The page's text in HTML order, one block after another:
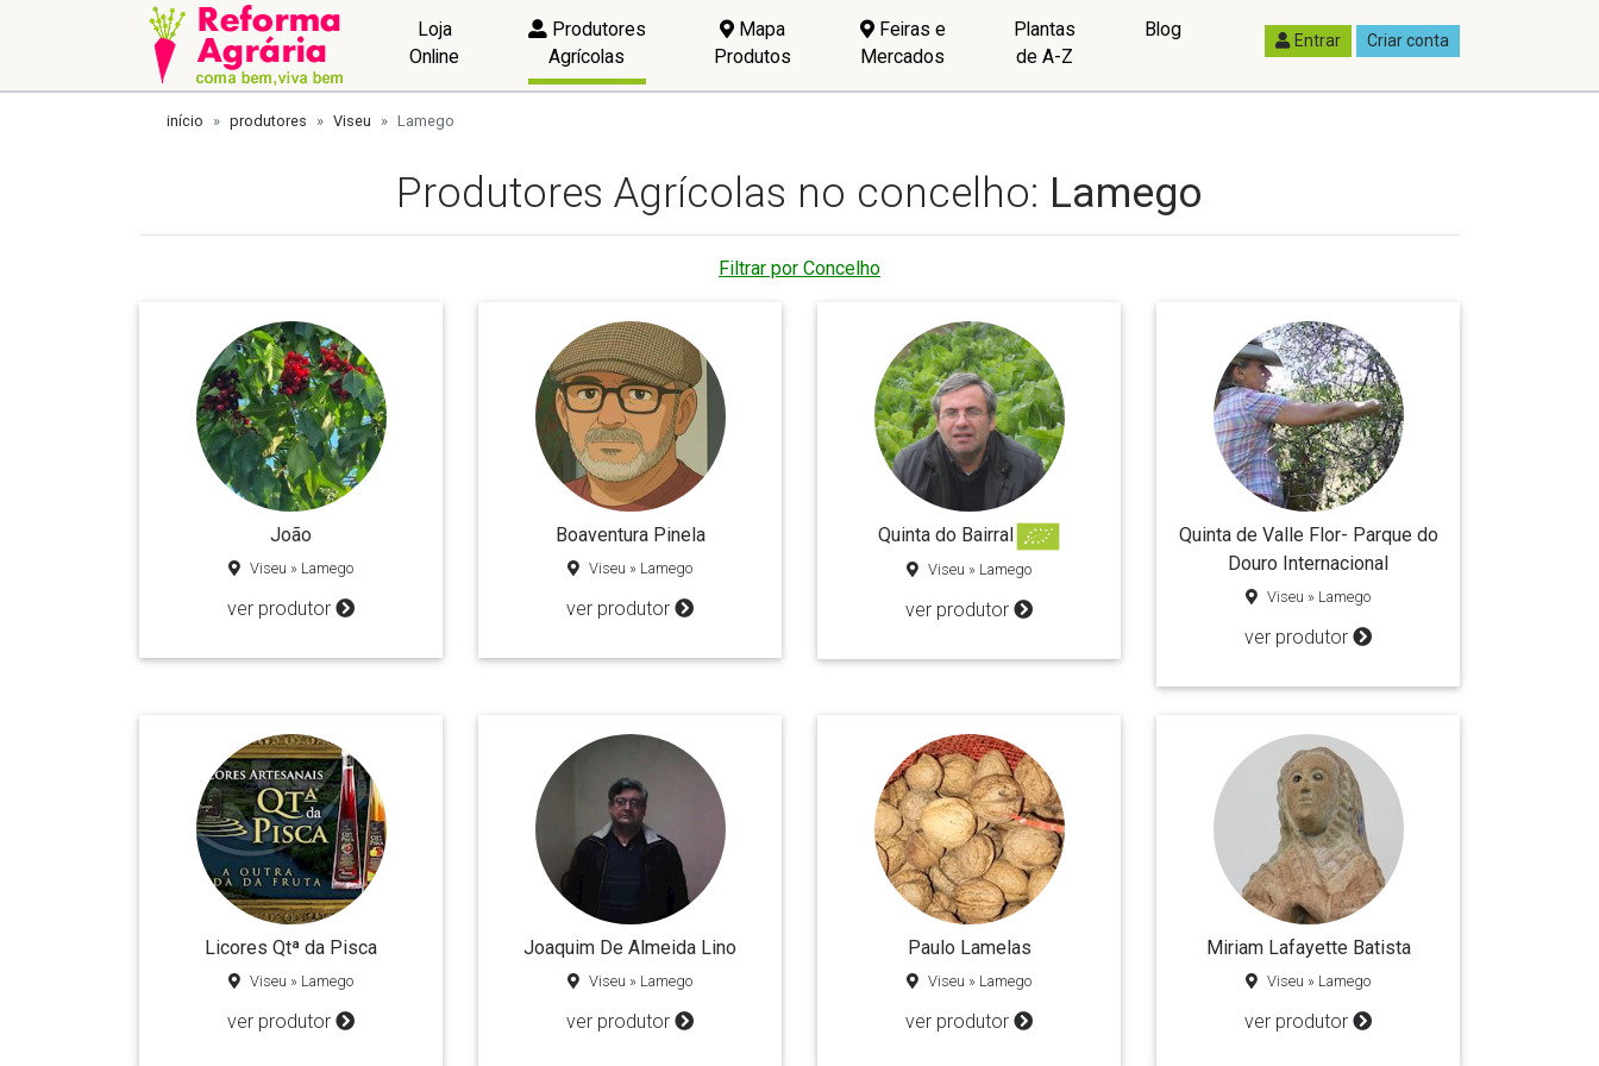
Loja
Online
Produtores
Agrícolas
Mapa
Produtos
Feiras e
Mercados
Plantas
de A-Z
Blog Entrar Criar conta
início produtores Viseu Lamego
Produtores Agrícolas no concelho: Lamego
Filtrar por Concelho
João
Viseu » Lamego
ver produtor
Boaventura Pinela
Viseu » Lamego
ver produtor
Quinta do Bairral
Viseu » Lamego
ver produtor
Quinta de Valle Flor- Parque do
Douro Internacional
Viseu » Lamego
ver produtor
Licores Qtª da Pisca
Viseu » Lamego
ver produtor
Joaquim De Almeida Lino
Viseu » Lamego
ver produtor
Paulo Lamelas
Viseu » Lamego
ver produtor
Miriam Lafayette Batista
Viseu » Lamego
ver produtor